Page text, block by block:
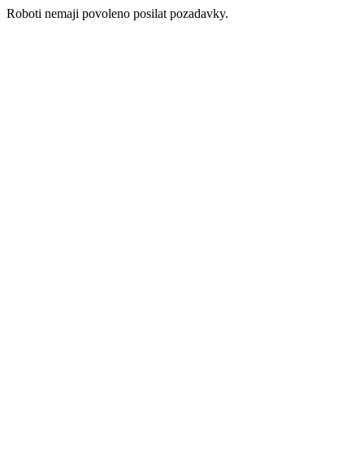
Roboti nemaji povoleno posilat pozadavky.